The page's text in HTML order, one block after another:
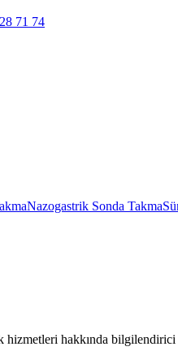
71 74
Nazogastrik Sonda Takma
hizmetleri hakkında